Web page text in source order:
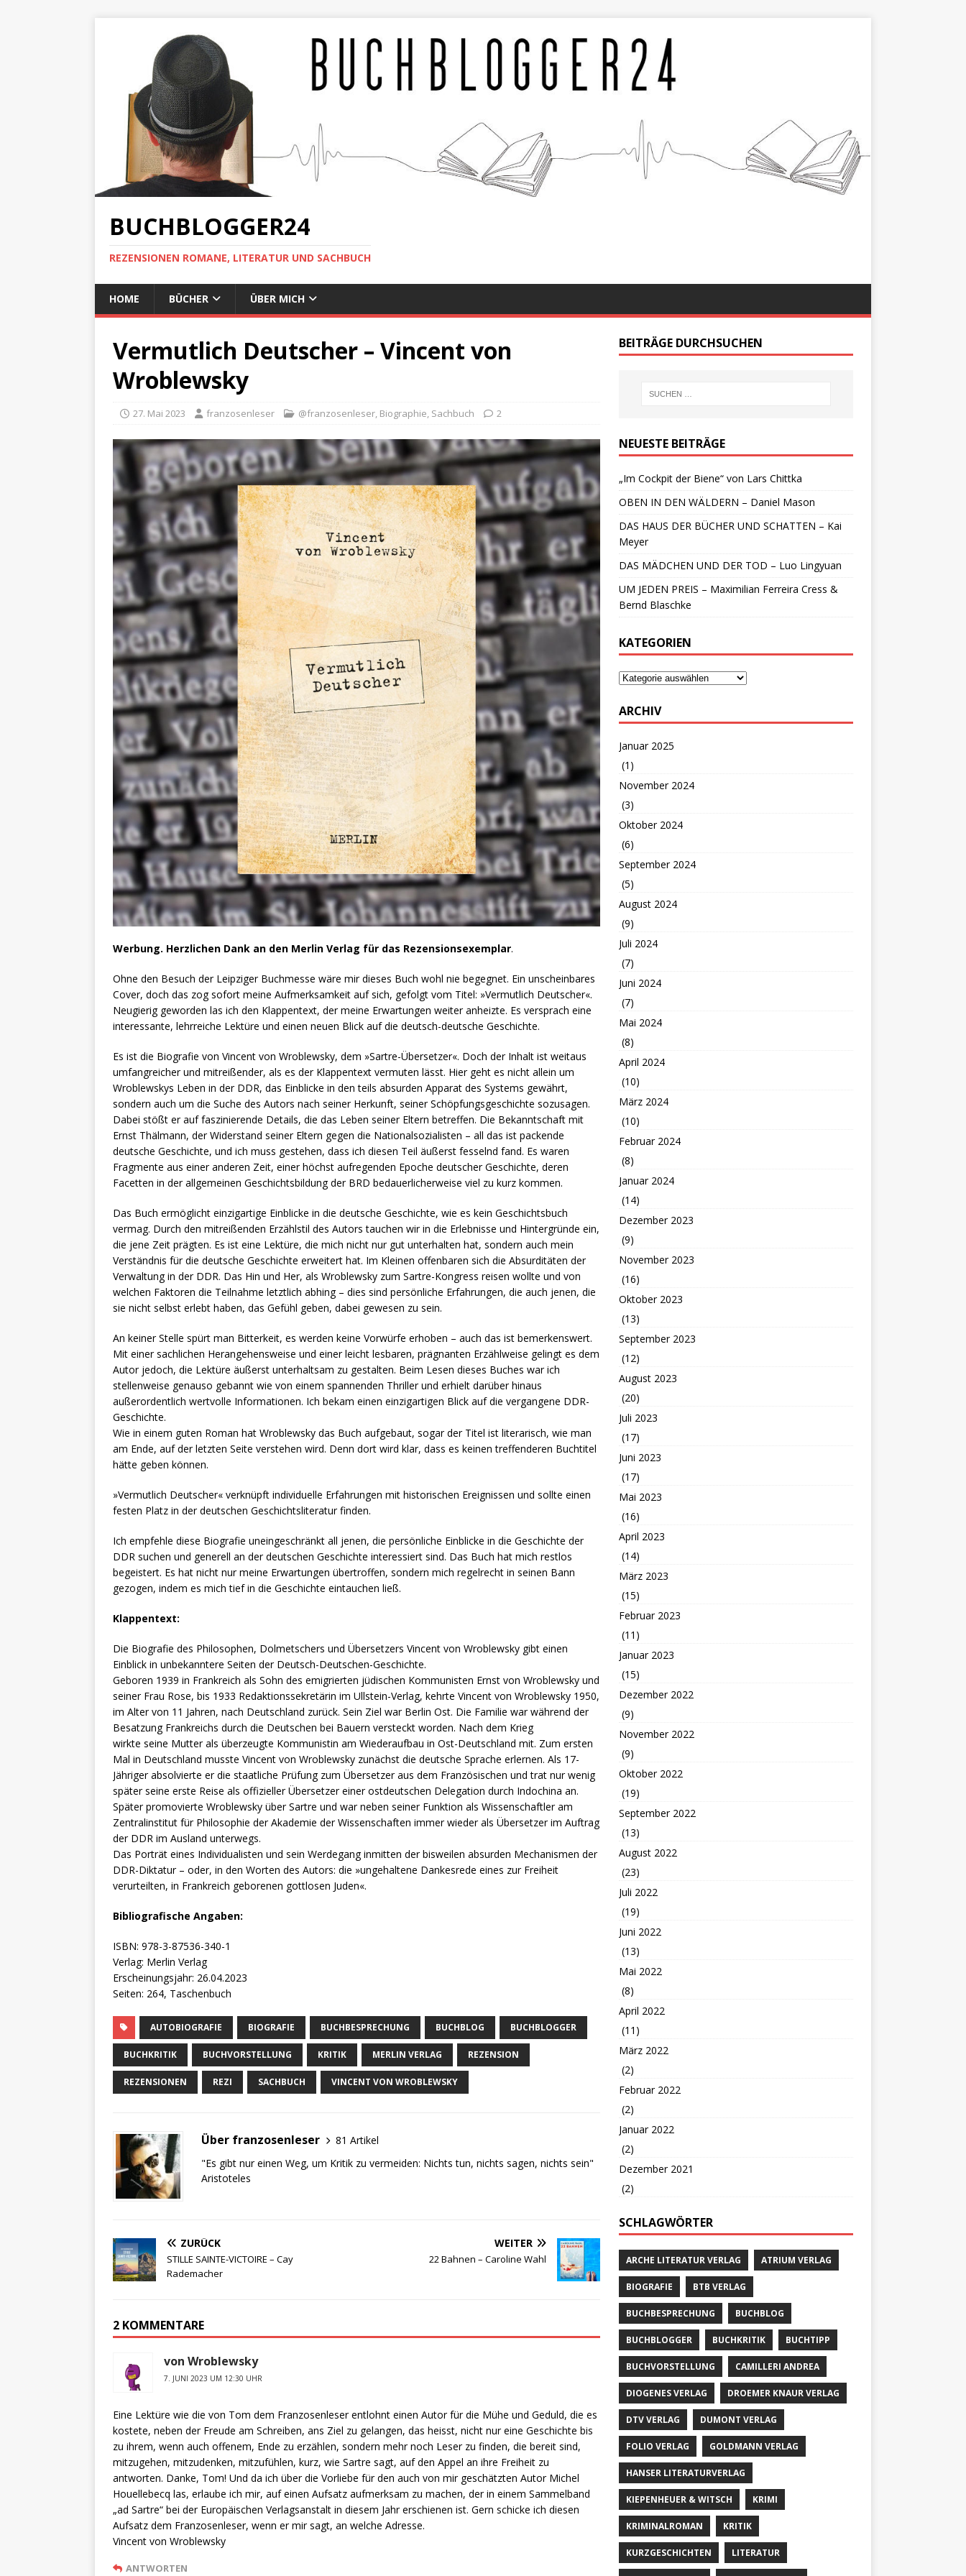
BUCHBLOGGER24
REZENSIONEN ROMANE, LITERATUR UND SACHBUCH
HOME BÜCHER ÜBER MICH
Vermutlich Deutscher – Vincent von
Wroblewsky
27. Mai 2023 franzosenleser @franzosenleser, Biographie, Sachbuch 2
Werbung. Herzlichen Dank an den Merlin Verlag für das Rezensionsexemplar.
Ohne den Besuch der Leipziger Buchmesse wäre mir dieses Buch wohl nie begegnet. Ein unscheinbares
Cover, doch das zog sofort meine Aufmerksamkeit auf sich, gefolgt vom Titel: »Vermutlich Deutscher«.
Neugierig geworden las ich den Klappentext, der meine Erwartungen weiter anheizte. Es versprach eine
interessante, lehrreiche Lektüre und einen neuen Blick auf die deutsch-deutsche Geschichte.
Es ist die Biografie von Vincent von Wroblewsky, dem »Sartre-Übersetzer«. Doch der Inhalt ist weitaus
umfangreicher und mitreißender, als es der Klappentext vermuten lässt. Hier geht es nicht allein um
Wroblewskys Leben in der DDR, das Einblicke in den teils absurden Apparat des Systems gewährt,
sondern auch um die Suche des Autors nach seiner Herkunft, seiner Schöpfungsgeschichte sozusagen.
Dabei stößt er auf faszinierende Details, die das Leben seiner Eltern betreffen. Die Bekanntschaft mit
Ernst Thälmann, der Widerstand seiner Eltern gegen die Nationalsozialisten – all das ist packende
deutsche Geschichte, und ich muss gestehen, dass ich diesen Teil äußerst fesselnd fand. Es waren
Fragmente aus einer anderen Zeit, einer höchst aufregenden Epoche deutscher Geschichte, deren
Facetten in der allgemeinen Geschichtsbildung der BRD bedauerlicherweise viel zu kurz kommen.
Das Buch ermöglicht einzigartige Einblicke in die deutsche Geschichte, wie es kein Geschichtsbuch
vermag. Durch den mitreißenden Erzählstil des Autors tauchen wir in die Erlebnisse und Hintergründe ein,
die jene Zeit prägten. Es ist eine Lektüre, die mich nicht nur gut unterhalten hat, sondern auch mein
Verständnis für die deutsche Geschichte erweitert hat. Im Kleinen offenbaren sich die Absurditäten der
Verwaltung in der DDR. Das Hin und Her, als Wroblewsky zum Sartre-Kongress reisen wollte und von
welchen Faktoren die Teilnahme letztlich abhing – dies sind persönliche Erfahrungen, die auch jenen, die
sie nicht selbst erlebt haben, das Gefühl geben, dabei gewesen zu sein.
An keiner Stelle spürt man Bitterkeit, es werden keine Vorwürfe erhoben – auch das ist bemerkenswert.
Mit einer sachlichen Herangehensweise und einer leicht lesbaren, prägnanten Erzählweise gelingt es dem
Autor jedoch, die Lektüre äußerst unterhaltsam zu gestalten. Beim Lesen dieses Buches war ich
stellenweise genauso gebannt wie von einem spannenden Thriller und erhielt darüber hinaus
außerordentlich wertvolle Informationen. Ich bekam einen einzigartigen Blick auf die vergangene DDR-
Geschichte.
Wie in einem guten Roman hat Wroblewsky das Buch aufgebaut, sogar der Titel ist literarisch, wie man
am Ende, auf der letzten Seite verstehen wird. Denn dort wird klar, dass es keinen treffenderen Buchtitel
hätte geben können.
»Vermutlich Deutscher« verknüpft individuelle Erfahrungen mit historischen Ereignissen und sollte einen
festen Platz in der deutschen Geschichtsliteratur finden.
Ich empfehle diese Biografie uneingeschränkt all jenen, die persönliche Einblicke in die Geschichte der
DDR suchen und generell an der deutschen Geschichte interessiert sind. Das Buch hat mich restlos
begeistert. Es hat nicht nur meine Erwartungen übertroffen, sondern mich regelrecht in seinen Bann
gezogen, indem es mich tief in die Geschichte eintauchen ließ.
Klappentext:
Die Biografie des Philosophen, Dolmetschers und Übersetzers Vincent von Wroblewsky gibt einen
Einblick in unbekanntere Seiten der Deutsch-Deutschen-Geschichte.
Geboren 1939 in Frankreich als Sohn des emigrierten jüdischen Kommunisten Ernst von Wroblewsky und
seiner Frau Rose, bis 1933 Redaktionssekretärin im Ullstein-Verlag, kehrte Vincent von Wroblewsky 1950,
im Alter von 11 Jahren, nach Deutschland zurück. Sein Ziel war Berlin Ost. Die Familie war während der
Besatzung Frankreichs durch die Deutschen bei Bauern versteckt worden. Nach dem Krieg
wirkte seine Mutter als überzeugte Kommunistin am Wiederaufbau in Ost-Deutschland mit. Zum ersten
Mal in Deutschland musste Vincent von Wroblewsky zunächst die deutsche Sprache erlernen. Als 17-
Jähriger absolvierte er die staatliche Prüfung zum Übersetzer aus dem Französischen und trat nur wenig
später seine erste Reise als offizieller Übersetzer einer ostdeutschen Delegation durch Indochina an.
Später promovierte Wroblewsky über Sartre und war neben seiner Funktion als Wissenschaftler am
Zentralinstitut für Philosophie der Akademie der Wissenschaften immer wieder als Übersetzer im Auftrag
der DDR im Ausland unterwegs.
Das Porträt eines Individualisten und sein Werdegang inmitten der bisweilen absurden Mechanismen der
DDR-Diktatur – oder, in den Worten des Autors: die »ungehaltene Dankesrede eines zur Freiheit
verurteilten, in Frankreich geborenen gottlosen Juden«.
Bibliografische Angaben:
ISBN: 978-3-87536-340-1
Verlag: Merlin Verlag
Erscheinungsjahr: 26.04.2023
Seiten: 264, Taschenbuch
AUTOBIOGRAFIE BIOGRAFIE BUCHBESPRECHUNG BUCHBLOG BUCHBLOGGER
BUCHKRITIK BUCHVORSTELLUNG KRITIK MERLIN VERLAG REZENSION
REZENSIONEN REZI SACHBUCH VINCENT VON WROBLEWSKY
Über franzosenleser
81 Artikel
"Es gibt nur einen Weg, um Kritik zu vermeiden: Nichts tun, nichts sagen, nichts sein"
Aristoteles
ZURÜCK
STILLE SAINTE-VICTOIRE – Cay
Rademacher
WEITER
22 Bahnen – Caroline Wahl
2 KOMMENTARE
von Wroblewsky
7. JUNI 2023 UM 12:30 UHR
Eine Lektüre wie die von Tom dem Franzosenleser entlohnt einen Autor für die Mühe und Geduld, die es
kostete, neben der Freude am Schreiben, ans Ziel zu gelangen, das heisst, nicht nur eine Geschichte bis
zu ihrem, wenn auch offenem, Ende zu erzählen, sondern mehr noch Leser zu finden, die bereit sind,
mitzugehen, mitzudenken, mitzufühlen, kurz, wie Sartre sagt, auf den Appel an ihre Freiheit zu
antworten. Danke, Tom! Und da ich über die Vorliebe für den auch von mir geschätzten Autor Michel
Houellebecq las, erlaube ich mir, auf einen Aufsatz aufmerksam zu machen, der in einem Sammelband
„ad Sartre“ bei der Europäischen Verlagsanstalt in diesem Jahr erschienen ist. Gern schicke ich diesen
Aufsatz dem Franzosenleser, wenn er mir sagt, an welche Adresse.
Vincent von Wroblewsky
ANTWORTEN
BEITRÄGE DURCHSUCHEN
NEUESTE BEITRÄGE
„Im Cockpit der Biene“ von Lars Chittka
OBEN IN DEN WÄLDERN – Daniel Mason
DAS HAUS DER BÜCHER UND SCHATTEN – Kai
Meyer
DAS MÄDCHEN UND DER TOD – Luo Lingyuan
UM JEDEN PREIS – Maximilian Ferreira Cress &
Bernd Blaschke
KATEGORIEN
ARCHIV
Januar 2025
(1)
November 2024
(3)
Oktober 2024
(6)
September 2024
(5)
August 2024
(9)
Juli 2024
(7)
Juni 2024
(7)
Mai 2024
(8)
April 2024
(10)
März 2024
(10)
Februar 2024
(8)
Januar 2024
(14)
Dezember 2023
(9)
November 2023
(16)
Oktober 2023
(13)
September 2023
(12)
August 2023
(20)
Juli 2023
(17)
Juni 2023
(17)
Mai 2023
(16)
April 2023
(14)
März 2023
(15)
Februar 2023
(11)
Januar 2023
(15)
Dezember 2022
(9)
November 2022
(9)
Oktober 2022
(19)
September 2022
(13)
August 2022
(23)
Juli 2022
(19)
Juni 2022
(13)
Mai 2022
(8)
April 2022
(11)
März 2022
(2)
Februar 2022
(2)
Januar 2022
(2)
Dezember 2021
(2)
SCHLAGWÖRTER
ARCHE LITERATUR VERLAG ATRIUM VERLAG
BIOGRAFIE BTB VERLAG
BUCHBESPRECHUNG BUCHBLOG
BUCHBLOGGER BUCHKRITIK BUCHTIPP
BUCHVORSTELLUNG CAMILLERI ANDREA
DIOGENES VERLAG DROEMER KNAUR VERLAG
DTV VERLAG DUMONT VERLAG
FOLIO VERLAG GOLDMANN VERLAG
HANSER LITERATURVERLAG
KIEPENHEUER & WITSCH KRIMI
KRIMINALROMAN KRITIK
KURZGESCHICHTEN LITERATUR